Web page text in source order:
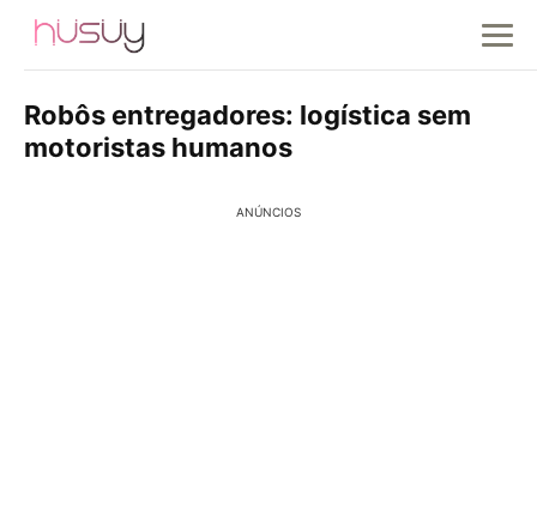
Robôs entregadores: logística sem
motoristas humanos
ANÚNCIOS